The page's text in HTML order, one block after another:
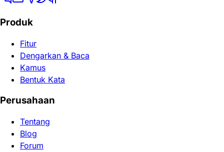
Produk
Fitur
Dengarkan & Baca
Kamus
Bentuk Kata
Perusahaan
Tentang
Blog
Forum